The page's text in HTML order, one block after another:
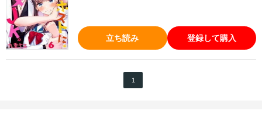
立ち読み 登録して購入
1